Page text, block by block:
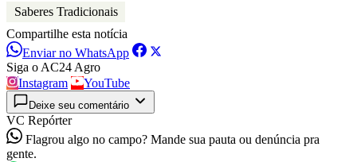
Saberes Tradicionais
Compartilhe esta notícia
Enviar no WhatsApp
Siga o AC24 Agro
Instagram
YouTube
Deixe seu comentário
VC Repórter
Flagrou algo no campo? Mande sua pauta ou denúncia pra
gente.